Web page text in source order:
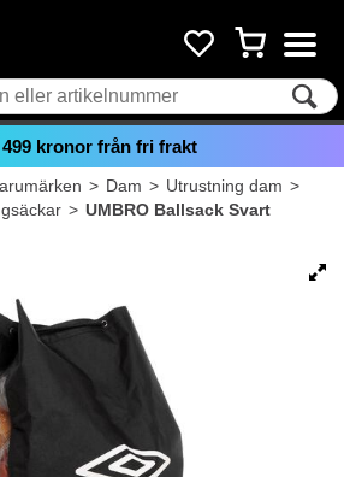
499 kronor från fri frakt
>Dam>Utrustning dam>
>UMBRO Ballsack Svart